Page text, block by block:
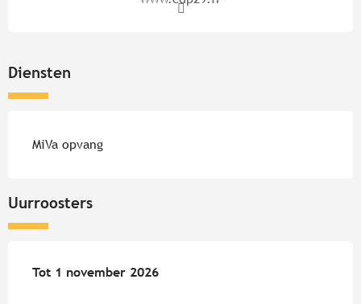
Diensten
MiVa opvang
Uurroosters
Vanaf 4 juli 2026tot1 november 2026
Tot 1 november 2026